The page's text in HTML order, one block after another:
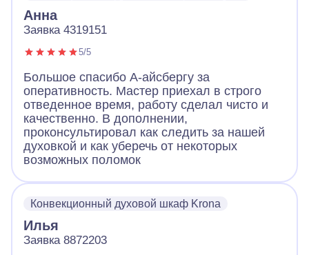
Анна
Заявка 4319151
5/5
Большое спасибо А-айсбергу за
оперативность. Мастер приехал в строго
отведенное время, работу сделал чисто и
качественно. В дополнении,
проконсультировал как следить за нашей
духовкой и как уберечь от некоторых
возможных поломок
Конвекционный духовой шкаф Krona
Илья
Заявка 8872203